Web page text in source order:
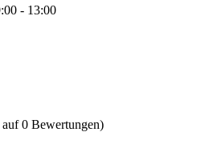
- 13:00
0 Bewertungen)